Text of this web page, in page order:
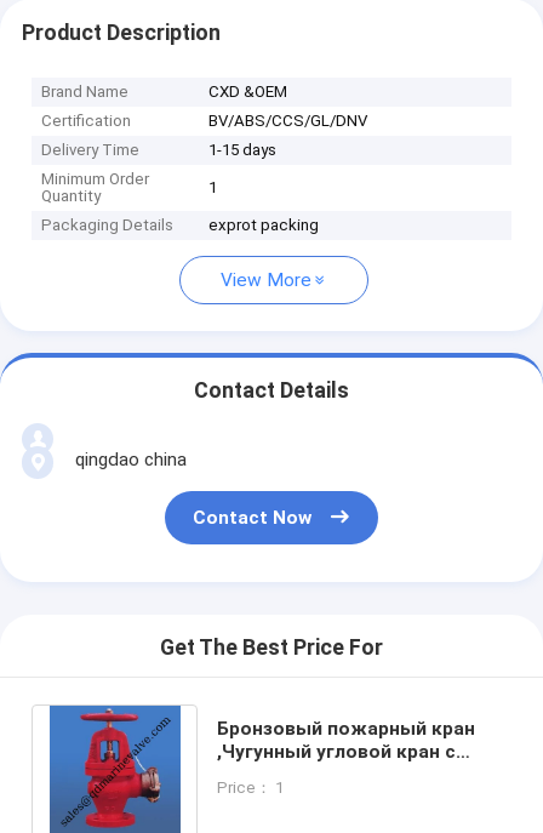
Product Description
Brand Name
CXD &OEM
Certification
BV/ABS/CCS/GL/DNV
Delivery Time
1-15 days
Minimum Order
Quantity
1
Packaging Details exprot packing
View More
Contact Details
qingdao china
Contact Now
Get The Best Price For
Бронзовый пожарный кран
,Чугунный угловой кран с
Price： 1